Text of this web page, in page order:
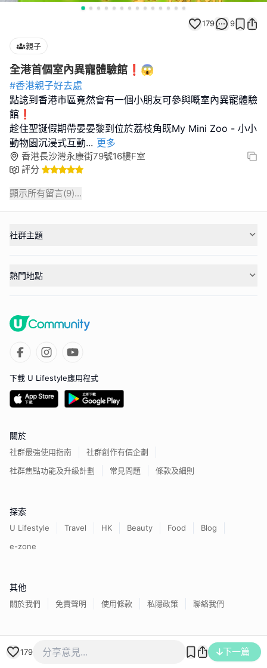
179 9
親子
全港首個室內異寵體驗館❗️😱
#香港親子好去處
點諗到香港市區竟然會有一個小朋友可參與嘅室內異寵體驗
館❗️
趁住聖誕假期帶晏晏黎到位於荔枝角既My Mini Zoo - 小小
動物園沉浸式互動... 更多
香港長沙灣永康街79號16樓F室
評分
顯示所有留言(9)...
179 下一篇
社群主題
熱門地點
下載 U Lifestyle應用程式
關於
社群最強使用指南
社群創作有價企劃
社群焦點功能及升級計劃
常見問題 條款及細則
探索
U Lifestyle Travel HK Beauty Food
Blog
e-zone
其他
關於我們 免責聲明 使用條款 私隱政策 聯絡我們
香港經濟日報版權所有©